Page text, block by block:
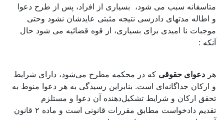
متاسفانه سبب می شود، بسیاری از افراد، پس از طرح دعوا
و اطاله مدتهای دادرسی نتیجه مثبتی عایدشان نشود وحتی
موجبات نا امیدی برای بسیاری، از قوه قضائیه می شود حال
آنکه :
هر دعوای حقوقی که در محکمه مطرح می‌شود، دارای شرایط
و ارکان جداگانه‌ای است. بنابراین رسیدگی به هر دعوا منوط به
تحقق ارکان و شرایط تشکیل‌دهنده آن دعوا و مستلزم
تقدیم دادخواست مطابق مقررات قانونی است و ماده ۲ قانون